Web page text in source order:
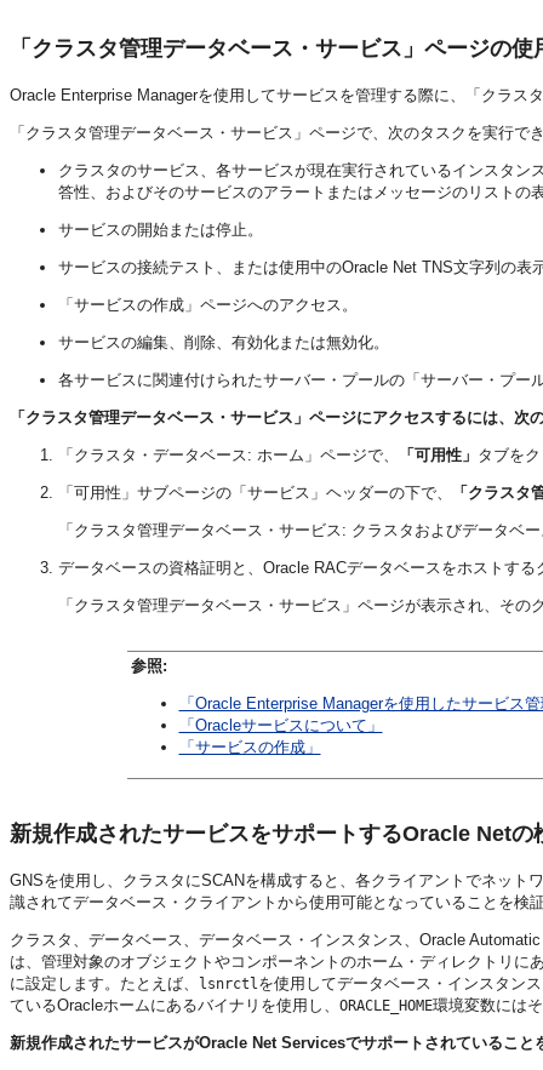
「クラスタ管理データベース・サービス」ページの使
Oracle Enterprise Managerを使用してサービスを管理する際に、「クラス
「クラスタ管理データベース・サービス」ページで、次のタスクを実行で
クラスタのサービス、各サービスが現在実行されているインスタ
答性、およびそのサービスのアラートまたはメッセージのリストの
サービスの開始または停止。
サービスの接続テスト、または使用中のOracle Net TNS文字列の表
「サービスの作成」ページへのアクセス。
サービスの編集、削除、有効化または無効化。
各サービスに関連付けられたサーバー・プールの「サーバー・プー
「クラスタ管理データベース・サービス」ページにアクセスするには、次
「クラスタ・データベース: ホーム」ページで、 「可用性」 タブを
「可用性」サブページの「サービス」ヘッダーの下で、 「クラスタ
「クラスタ管理データベース・サービス: クラスタおよびデータベ
データベースの資格証明と、Oracle RACデータベースをホストす
「クラスタ管理データベース・サービス」ページが表示され、そ
参照:
「Oracle Enterprise Managerを使用したサービス
「Oracleサービスについて」
「サービスの作成」
新規作成されたサービスをサポートするOracle Netの
GNSを使用し、クラスタにSCANを構成すると、各クライアントでネッ
識されてデータベース・クライアントから使用可能となっていることを検
クラスタ、データベース、データベース・インスタンス、Oracle
は、管理対象のオブジェクトやコンポーネントのホーム・ディレクトリに
に設定します。たとえば、
lsnrctlを使用してデータベース・インスタン
ているOracleホームにあるバイナリを使用し、 ORACLE_HOME環境変数には
新規作成されたサービスがOracle Net Servicesでサポートされていること